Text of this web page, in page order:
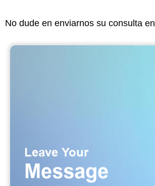
No dude en enviarnos su consulta